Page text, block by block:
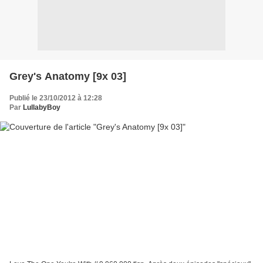
Grey's Anatomy [9x 03]
Publié le 23/10/2012 à 12:28
Par LullabyBoy